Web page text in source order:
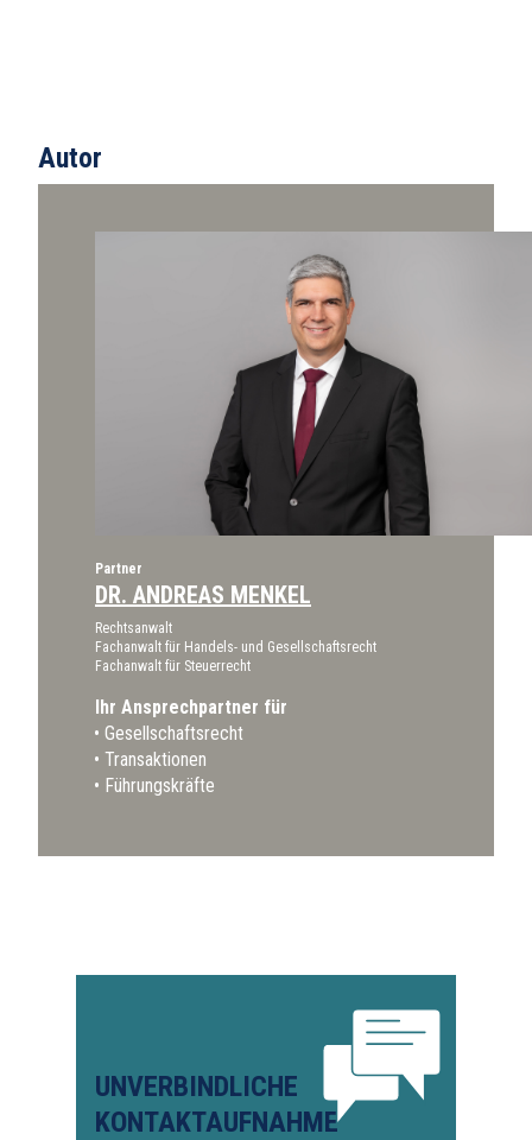
Autor
Partner
DR. ANDREAS MENKEL
Rechtsanwalt
Fachanwalt für Handels- und Gesellschaftsrecht
Fachanwalt für Steuerrecht
Ihr Ansprechpartner für
Gesellschaftsrecht
Transaktionen
Führungskräfte
UNVERBINDLICHE
KONTAKTAUFNAHME